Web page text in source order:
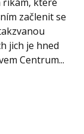
začlenit se
jich je hned
Centrum...